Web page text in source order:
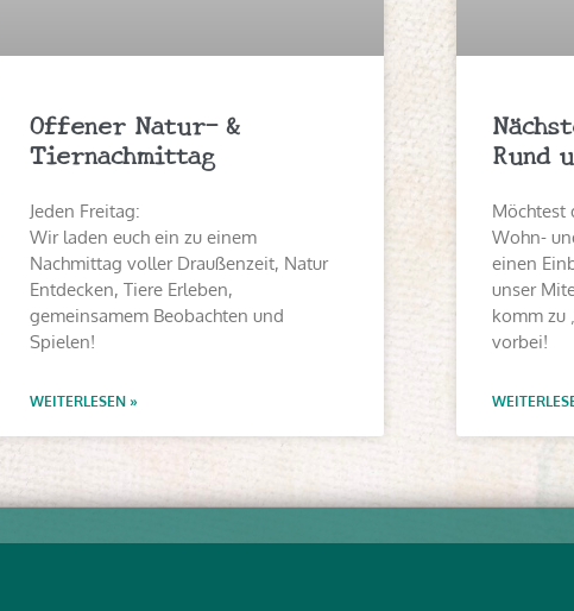
Offener Natur- &
Tiernachmittag
Jeden Freitag:
Wir laden euch ein zu einem
Nachmittag voller Draußenzeit, Natur
Entdecken, Tiere Erleben,
gemeinsamem Beobachten und
Spielen!
WEITERLESEN »
Rund
Möchtest
Wohn-
einen
unser
komm zu
vorbei!